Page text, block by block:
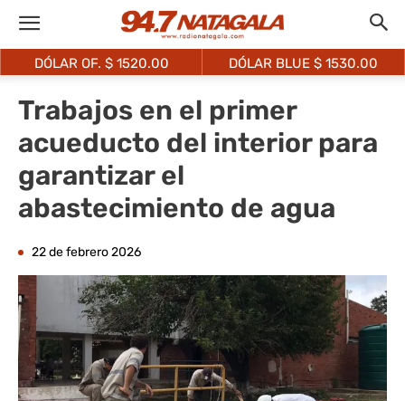
DÓLAR OF. $ 1520.00 DÓLAR BLUE $ 1530.00
Trabajos en el primer
acueducto del interior para
garantizar el
abastecimiento de agua
22 de febrero 2026